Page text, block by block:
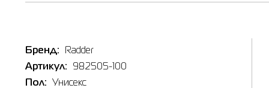
Бренд:
Radder
Артикул:
982505-100
Пол:
Унисекс